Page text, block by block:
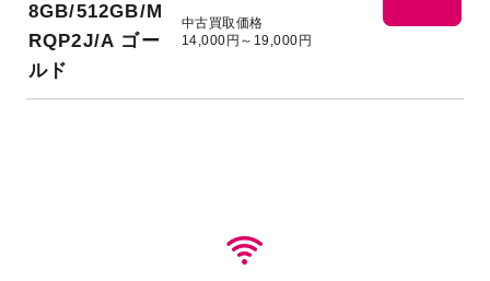
8GB/512GB/M
RQP2J/A ゴー
ルド
中古買取価格
14,000円～19,000円